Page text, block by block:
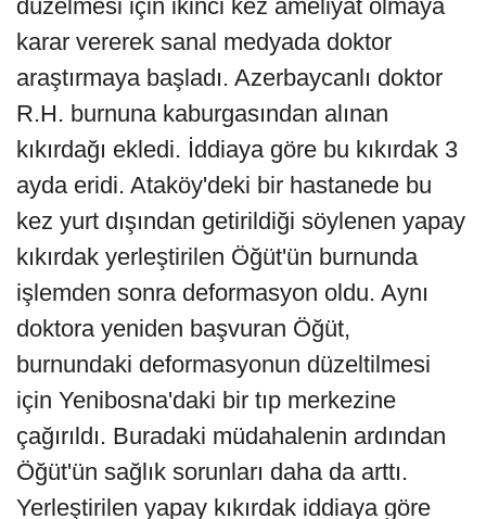
düzelmesi için ikinci kez ameliyat olmaya
karar vererek sanal medyada doktor
araştırmaya başladı. Azerbaycanlı doktor
R.H. burnuna kaburgasından alınan
kıkırdağı ekledi. İddiaya göre bu kıkırdak 3
ayda eridi. Ataköy'deki bir hastanede bu
kez yurt dışından getirildiği söylenen yapay
kıkırdak yerleştirilen Öğüt'ün burnunda
işlemden sonra deformasyon oldu. Aynı
doktora yeniden başvuran Öğüt,
burnundaki deformasyonun düzeltilmesi
için Yenibosna'daki bir tıp merkezine
çağırıldı. Buradaki müdahalenin ardından
Öğüt'ün sağlık sorunları daha da arttı.
Yerleştirilen yapay kıkırdak iddiaya göre